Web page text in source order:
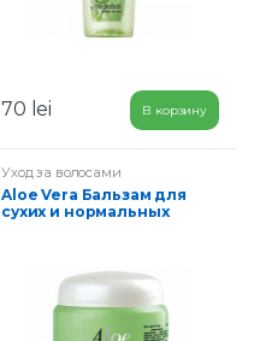
70 lei В корзину
Уход за волосами
Aloe Vera Бальзам для
сухих и нормальных